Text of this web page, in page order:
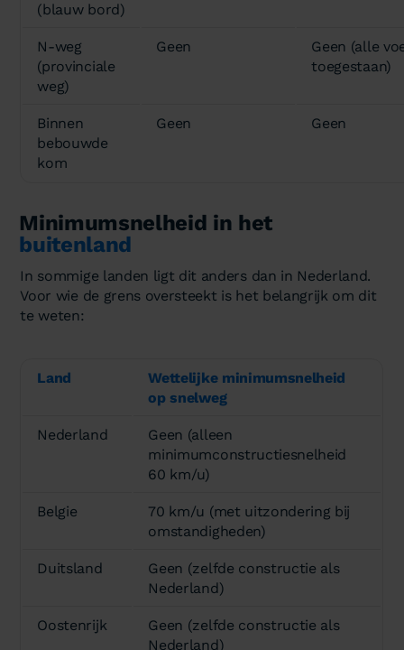
(blauw bord)
N-weg
(provinciale
weg)
Geen
Geen (alle
toegestaan)
Binnen
bebouwde
kom
Geen Geen
Minimumsnelheid in het
buitenland
In sommige landen ligt dit anders dan in Nederland.
Voor wie de grens oversteekt is het belangrijk om dit
te weten:
Land
Wettelijke minimumsnelheid
op snelweg
Nederland
Geen (alleen
minimumconstructiesnelheid
60 km/u)
Belgie
70 km/u (met uitzondering bij
omstandigheden)
Duitsland
Geen (zelfde constructie als
Nederland)
Oostenrijk
Geen (zelfde constructie als
Nederland)